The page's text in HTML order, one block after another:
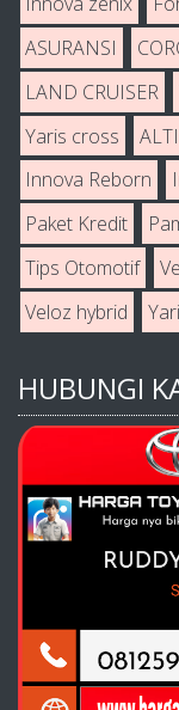
ASURANSI
LAND CRUISER
Yaris cross
Innova Reborn
Paket Kredit
Tips Otomotif
Veloz hybrid
HUBUNGI